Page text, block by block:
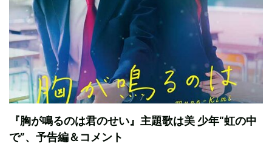
『胸が鳴るのは君のせい』主題歌は美 少年“虹の中
で”、予告編＆コメント